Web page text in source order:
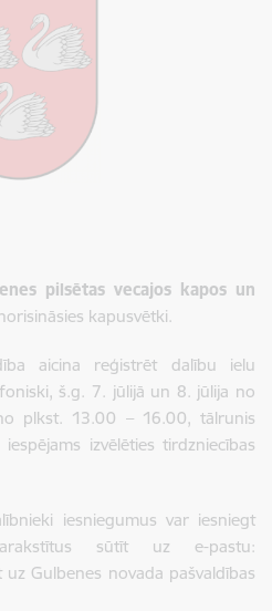
pilsētas vecajos kapos un
kapusvētki.
aicina reģistrēt dalību ielu
š.g. 7. jūlijā un 8. jūlija no
plkst. 13.00 – 16.00, tālrunis
izvēlēties tirdzniecības
iesniegumus var iesniegt
sūtīt uz e-pastu:
uz Gulbenes novada pašvaldības